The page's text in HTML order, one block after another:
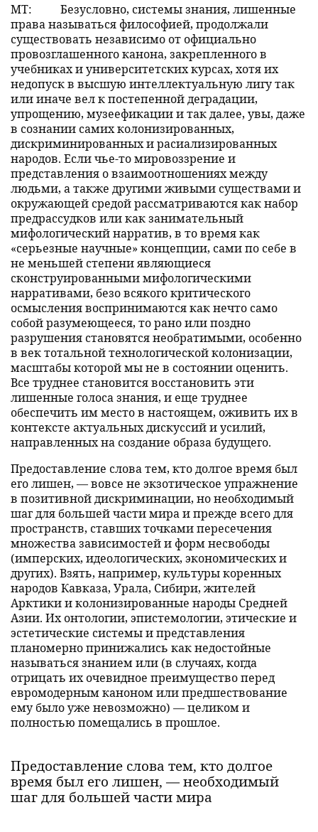
MT:
Безусловно, системы знания, лишенные
права называться философией, продолжали
существовать независимо от официально
провозглашенного канона, закрепленного в
учебниках и университетских курсах, хотя их
недопуск в высшую интеллектуальную лигу так
или иначе вел к постепенной деградации,
упрощению, музеефикации и так далее, увы, даже
в сознании самих колонизированных,
дискриминированных и расиализированных
народов. Если чье-то мировоззрение и
представления о взаимоотношениях между
людьми, а также другими живыми существами и
окружающей средой рассматриваются как набор
предрассудков или как занимательный
мифологический нарратив, в то время как
«серьезные научные» концепции, сами по себе в
не меньшей степени являющиеся
cконструированными мифологическими
нарративами, безо всякого критического
осмысления воспринимаются как нечто само
собой разумеющееся, то рано или поздно
разрушения становятся необратимыми, особенно
в век тотальной технологической колонизации,
масштабы которой мы не в состоянии оценить.
Все труднее становится восстановить эти
лишенные голоса знания, и еще труднее
обеспечить им место в настоящем, оживить их в
контексте актуальных дискуссий и усилий,
направленных на создание образа будущего.
Предоставление слова тем, кто долгое время был
его лишен, — вовсе не экзотическое упражнение
в позитивной дискриминации, но необходимый
шаг для большей части мира и прежде всего для
пространств, ставших точками пересечения
множества зависимостей и форм несвободы
(имперских, идеологических, экономических и
других). Взять, например, культуры коренных
народов Кавказа, Урала, Сибири, жителей
Арктики и колонизированные народы Средней
Азии. Их онтологии, эпистемологии, этические и
эстетические системы и представления
планомерно принижались как недостойные
называться знанием или (в случаях, когда
отрицать их очевидное преимущество перед
евромодерным каноном или предшествование
ему было уже невозможно) — целиком и
полностью помещались в прошлое.
Предоставление слова тем, кто долгое
время был его лишен, — необходимый
шаг для большей части мира